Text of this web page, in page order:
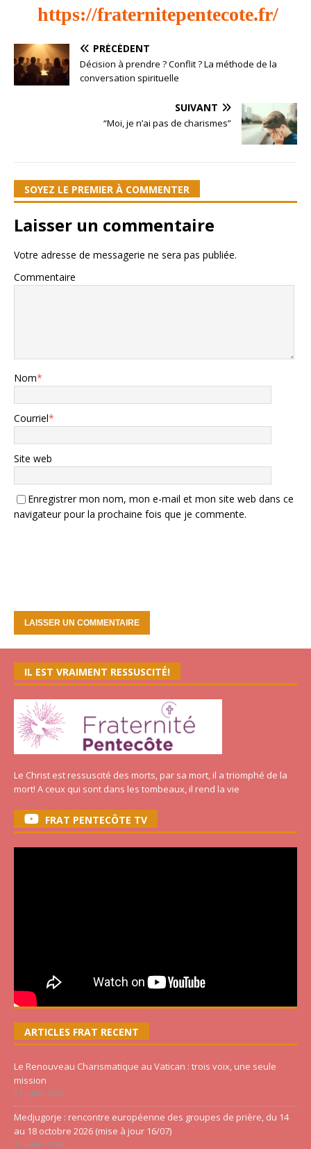
https://fraternitepentecote.fr/
PRÉCÉDENT
Décision à prendre ? Conflit ? La méthode de la
conversation spirituelle
SUIVANT
“Moi, je n’ai pas de charismes”
SOYEZ LE PREMIER À COMMENTER
Laisser un commentaire
Votre adresse de messagerie ne sera pas publiée.
Commentaire
Nom*
Courriel*
Site web
Enregistrer mon nom, mon e-mail et mon site web dans ce
navigateur pour la prochaine fois que je commente.
IL EST VRAIMENT RESSUSCITÉ!
Le Christ est ressuscité des morts, par sa mort, il a triomphé de la
mort! A ceux qui sont dans les tombeaux, il rend la vie
FRAT PENTECÔTE TV
ARTICLES FRAT RECENT
Le Renouveau Charismatique au Vatican : trois voix, une seule
mission
21 juillet 2026
Medjugorje : rencontre européenne des groupes de prière, du 14
au 18 octobre 2026 (mise à jour 16/07)
16 juillet 2026